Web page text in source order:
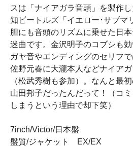
スは「ナイアガラ音頭」を製作
知ビートルズ「イエロー･サブマ
胆にも音頭のリズムに乗せた日
迷曲です。金沢明子のコブシも
ガヤ音やエンディングのセリフで
佐野元春に大瀧本人などナイア
（松武秀樹も参加）。なんと最
山田邦子だったんだって！（コ
しまうという理由で却下笑）
7inch/Victor/日本盤
盤質/ジャケット EX/EX